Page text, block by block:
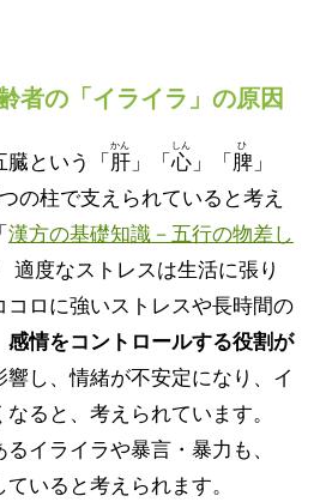
者の「イライラ」の原因
という「 肝
かん
」「心
しん
」「 脾
ひ
」
の柱で支えられていると考え
漢方の基礎知識－五行の物差し
コロに強いストレスや長時間の
感情をコントロールする役割が
響し、情緒が不安定になり、イ
ると、考えられています。
イライラや暴言・暴力も、
ていると考えられます。